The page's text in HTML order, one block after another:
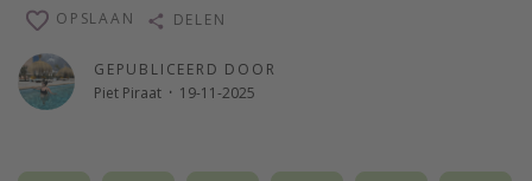
GEPUBLICEERD DOOR
Piet Piraat · 19-11-2025
OPSLAAN DELEN